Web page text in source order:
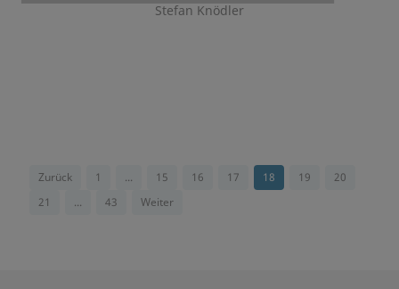
Stefan Knödler
Zurück 1 ... 15 16 17 18 19
20
21
... 43 Weiter